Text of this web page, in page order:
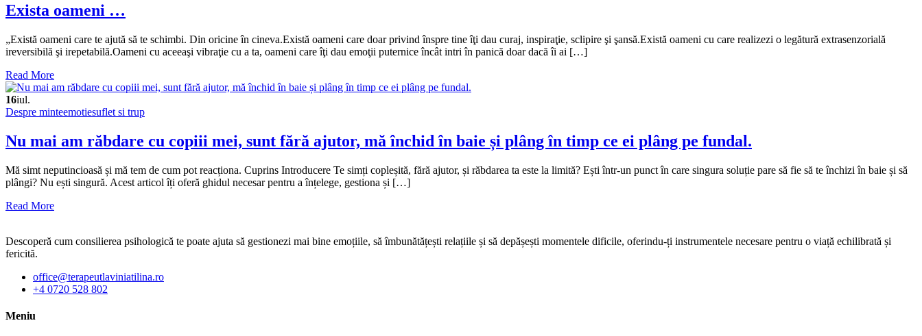
Exista oameni …
„Există oameni care te ajută să te schimbi. Din oricine în cineva.Există oameni care doar privind înspre tine îţi dau curaj, inspiraţie, sclipire şi şansă.Există oameni cu care realizezi o legătură extrasenzorială
ireversibilă şi irepetabilă.Oameni cu aceeaşi vibraţie cu a ta, oameni care îţi dau emoţii puternice încât intri în panică doar dacă îi ai […]
Read More
16iul.
Despre minteemotiesuflet si trup
Nu mai am răbdare cu copiii mei, sunt fără ajutor, mă închid în baie și plâng în timp ce ei plâng pe fundal.
Mă simt neputincioasă și mă tem de cum pot reacționa. Cuprins Introducere Te simți copleșită, fără ajutor, și răbdarea ta este la limită? Ești într-un punct în care singura soluție pare să fie să te închizi în baie și să
plângi? Nu ești singură. Acest articol îți oferă ghidul necesar pentru a înțelege, gestiona și […]
Read More
Descoperă cum consilierea psihologică te poate ajuta să gestionezi mai bine emoțiile, să îmbunătățești relațiile și să depășești momentele dificile, oferindu-ți instrumentele necesare pentru o viață echilibrată și
fericită.
office@terapeutlaviniatilina.ro
+4 0720 528 802
Meniu